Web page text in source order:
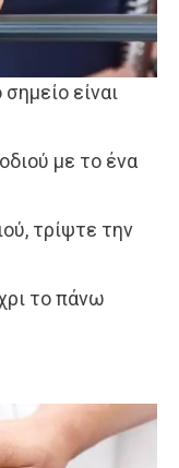
είναι
με το ένα
τρίψτε την
το πάνω